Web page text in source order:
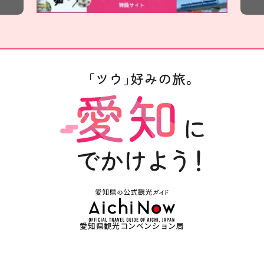
愛知県観光コンベンション局